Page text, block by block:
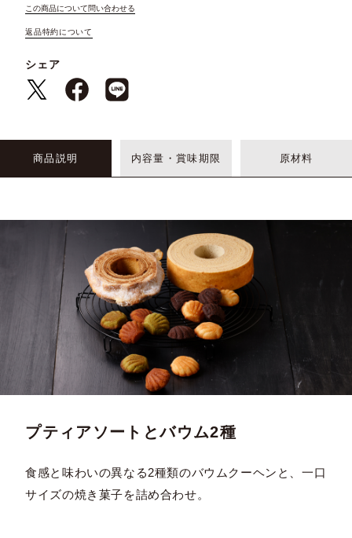
この商品について問い合わせる
返品特約について
シェア
商品説明 内容量・賞味期限 原材料
プティアソートとバウム2種
食感と味わいの異なる2種類のバウムクーヘンと、一口
サイズの焼き菓子を詰め合わせ。